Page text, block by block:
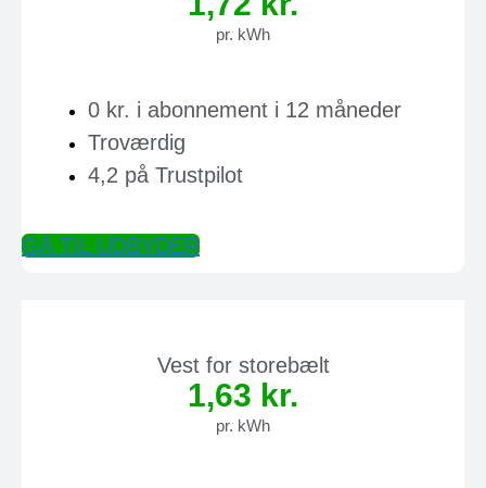
pr. kWh
0 kr. i abonnement i 12 måneder
Troværdig
4,2 på Trustpilot
GÅ TIL UDBYDER
Vest for storebælt
1,63 kr.
pr. kWh